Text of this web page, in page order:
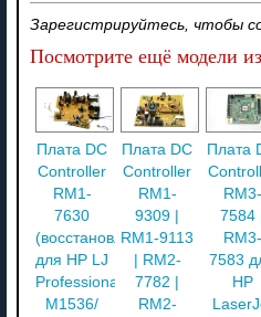
Зарегистрируйтесь, чтобы
Посмотрите ещё модели
Плата DC
Controller
RM1-
7630
(восстановл.)
для HP LJ
Professional
M1536/
Плата DC
Controller
RM1-
9309 |
RM1-9113
| RM2-
7782 |
RM2-
Плата
RM3-
7584 |
RM3-
7583
HP